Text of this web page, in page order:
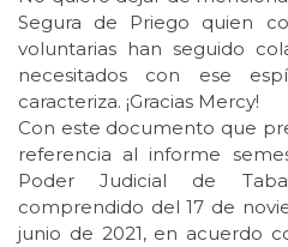
Segura de Priego quien
voluntarias han seguido
necesitados con ese
caracteriza. ¡Gracias Mercy!
Con este documento que
referencia al informe
Poder Judicial de
comprendido del 17 de
junio de 2021, en acuerdo